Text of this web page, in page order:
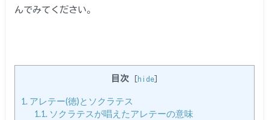
んでみてください。
目次 hide]
1.アレテー(徳)とソクラテス
1.1.ソクラテスが唱えたアレテーの意味